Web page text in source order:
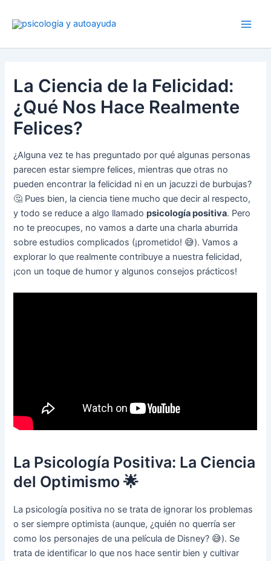
La Ciencia de la Felicidad:
¿Qué Nos Hace Realmente
Felices?
¿Alguna vez te has preguntado por qué algunas personas
parecen estar siempre felices, mientras que otras no
pueden encontrar la felicidad ni en un jacuzzi de burbujas?
🤔 Pues bien, la ciencia tiene mucho que decir al respecto,
y todo se reduce a algo llamadopsicología positiva. Pero
no te preocupes, no vamos a darte una charla aburrida
sobre estudios complicados (¡prometido! 😅). Vamos a
explorar lo que realmente contribuye a nuestra felicidad,
¡con un toque de humor y algunos consejos prácticos!
La Psicología Positiva: La Ciencia
del Optimismo 🌟
La psicología positiva no se trata de ignorar los problemas
o ser siempre optimista (aunque, ¿quién no querría ser
como los personajes de una película de Disney? 😅). Se
trata de identificar lo que nos hace sentir bien y cultivar